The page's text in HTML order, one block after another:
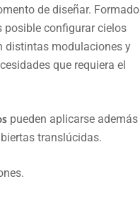
de diseñar. Formado
posible configurar cielos
distintas modulaciones y
que requiera el
pueden aplicarse además
translúcidas.